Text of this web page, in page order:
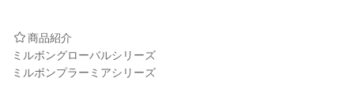
商品紹介
ミルボングローバルシリーズ
ミルボンプラーミアシリーズ